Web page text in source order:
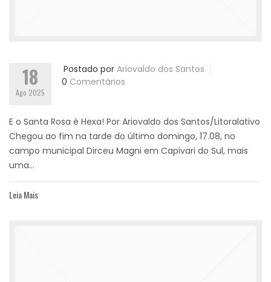
18
Ago 2025
Postado por Ariovaldo dos Santos
0 Comentários
E o Santa Rosa é Hexa! Por Ariovaldo dos Santos/Litoralativo
Chegou ao fim na tarde do último domingo, 17.08, no
campo municipal Dirceu Magni em Capivari do Sul, mais
uma...
Leia Mais